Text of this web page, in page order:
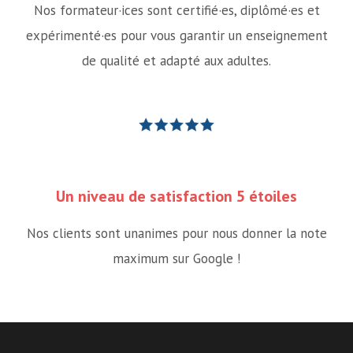
Nos formateur·ices sont certifié·es, diplômé·es et
expérimenté·es pour vous garantir un enseignement
de qualité et adapté aux adultes.
Un niveau de satisfaction 5 étoiles
Nos clients sont unanimes pour nous donner la note
maximum sur Google !